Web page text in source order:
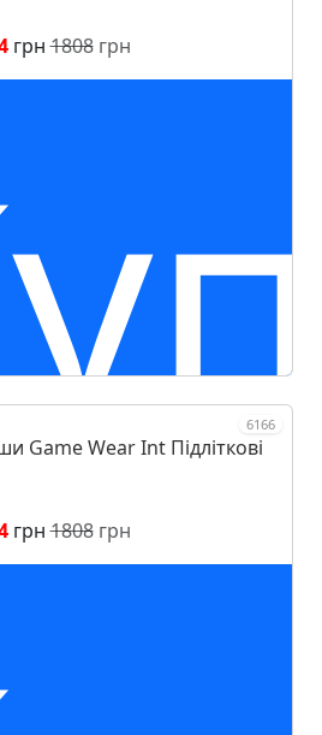
грн1808грн
6166
Game Wear Int Підліткові
грн1808грн